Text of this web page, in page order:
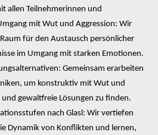
allen Teilnehmerinnen und
mit Wut und Aggression: Wir
für den Austausch persönlicher
im Umgang mit starken Emotionen.
Gemeinsam erarbeiten
um konstruktiv mit Wut und
gewaltfreie Lösungen zu finden.
nach Glasl: Wir vertiefen
Dynamik von Konflikten und lernen,